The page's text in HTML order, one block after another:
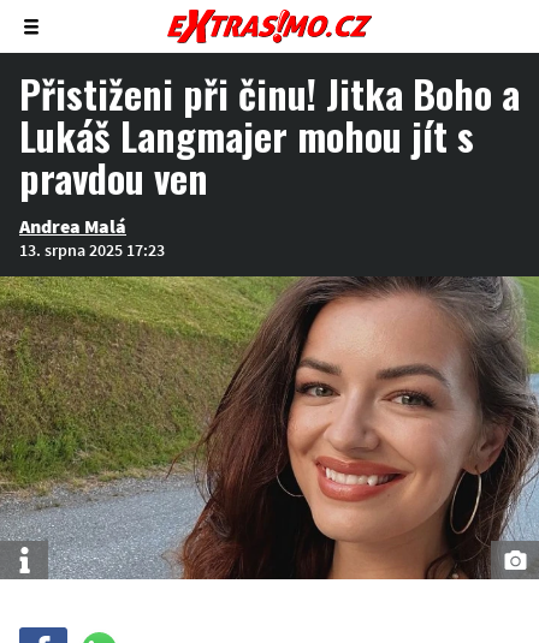
Zobrazit/skrýt
menu
Přistiženi při činu! Jitka Boho a
Lukáš Langmajer mohou jít s
pravdou ven
Andrea Malá
13. srpna 2025 17:23
Info